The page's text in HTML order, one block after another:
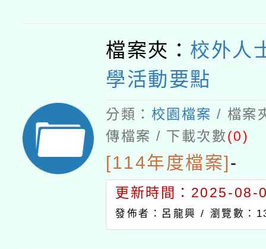
檔案夾： 校外人
學活動要點
分類： 校園檔案 / 檔案
傳檔案 / 下載次數(0)
[114年度檔案]-
更新時間：2025-08-
發佈者：呂龍興 / 瀏覽數：